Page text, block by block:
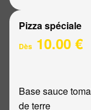
Pizza spéciale
Dès 10.00 €
Base sauce
de terre